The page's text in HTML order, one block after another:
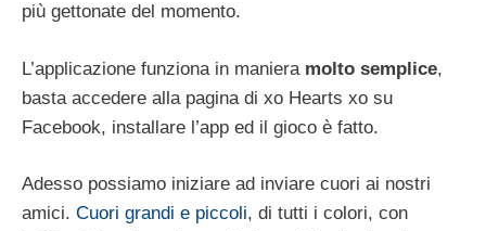
più gettonate del momento.
L’applicazione funziona in maniera molto semplice,
basta accedere alla pagina di xo Hearts xo su
Facebook, installare l’app ed il gioco è fatto.
Adesso possiamo iniziare ad inviare cuori ai nostri
amici. Cuori grandi e piccoli, di tutti i colori, con